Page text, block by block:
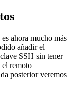
ahora mucho más
añadir el
SSH sin tener
el remoto
posterior veremos